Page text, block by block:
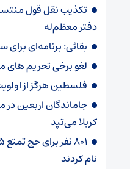
تکذیب نقل قول
دفتر معظم‌له
بقائی: برنامه‌ای
لغو برخی تحریم های
فلسطین هرگز از
جاماندگان اربعین
کربلا می‌تپد
نام کردند